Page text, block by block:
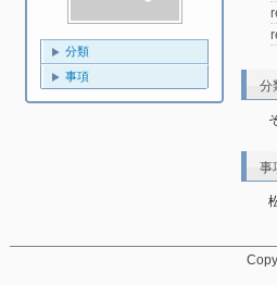
分類
事項
分
事